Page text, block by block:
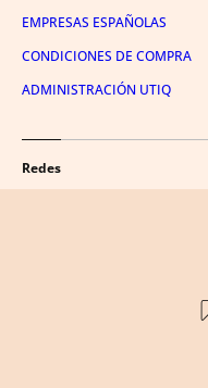
EMPRESAS ESPAÑOLAS
CONDICIONES DE COMPRA
ADMINISTRACIÓN UTIQ
Redes